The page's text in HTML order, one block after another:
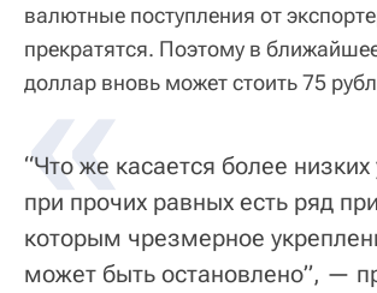
валютные поступления от
прекратятся. Поэтому в
доллар вновь может стоить 75
«
“Что же касается более
при прочих равных есть ряд
которым чрезмерное
может быть остановлено”, —